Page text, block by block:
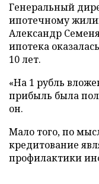
Генеральный
ипотечному
Александр
ипотека
10 лет.
«На 1 рубль
прибыль была
он.
Мало того, по
кредитование
профилактики